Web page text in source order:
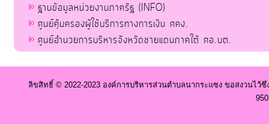
ฐานข้อมูลหน่วยงานภาครัฐ (INFO)
ศูนย์คุ้มครองผู้ใช้บริการทางการเงิน ศคง.
ศูนย์อำนวยการบริหารจังหวัดชายแดนภาคใต้ ศอ.บต.
ลิขสิทธิ์ © 2022-2023 องค์การบริหารส่วนตำบลนากระแซง ขอสงวนไว้